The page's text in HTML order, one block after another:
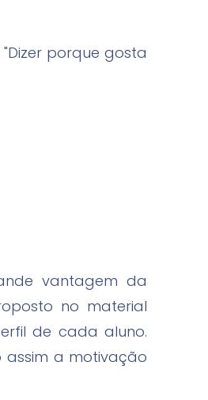
porque gosta
vantagem da
no material
de cada aluno.
assim a motivação